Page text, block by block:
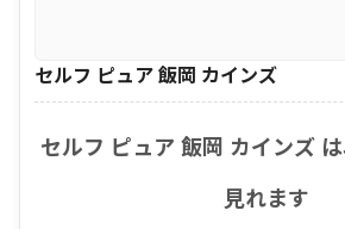
セルフ ピュア 飯岡 カインズ
セルフ ピュア 飯岡 カインズ
見れます